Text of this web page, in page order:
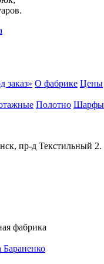
заказ» О фабрике Цены
Полотно Шарфы
пр-д Текстильный 2.
фабрика
Бараненко